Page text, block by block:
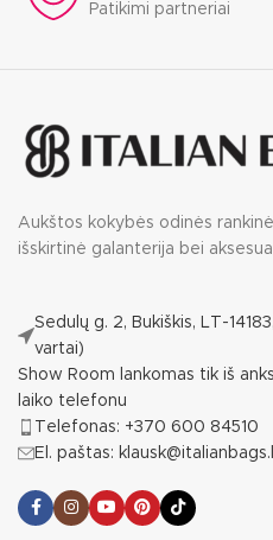
Patikimi partneriai
Aukštos kokybės odinės
išskirtinė galanterija bei
Sedulų g. 2, Bukiškis, LT-
vartai)
Show Room lankomas tik iš
laiko telefonu
Telefonas: +370 600 84510
El. paštas: